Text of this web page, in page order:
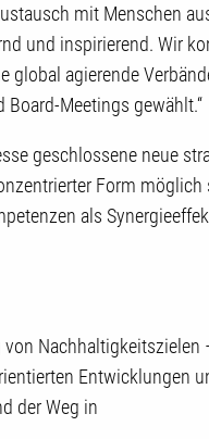
mit Menschen
und inspirierend. Wir
global agierende
Meetings gewählt.“
geschlossene neue
Form
als
Entwicklungen
der Weg in